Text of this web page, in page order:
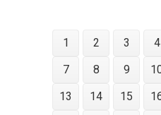
1 2 3 4
7
8 9
13
14 15